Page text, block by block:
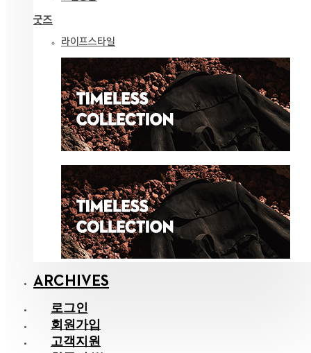
굿즈
라이프스타일
ARCHIVES
로그인
회원가입
고객지원